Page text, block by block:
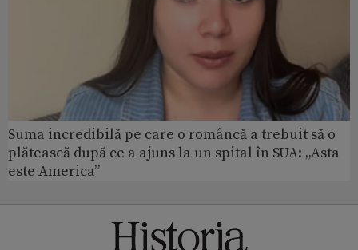
Suma incredibilă pe care o româncă a trebuit să o
plătească după ce a ajuns la un spital în SUA: „Asta
este America”